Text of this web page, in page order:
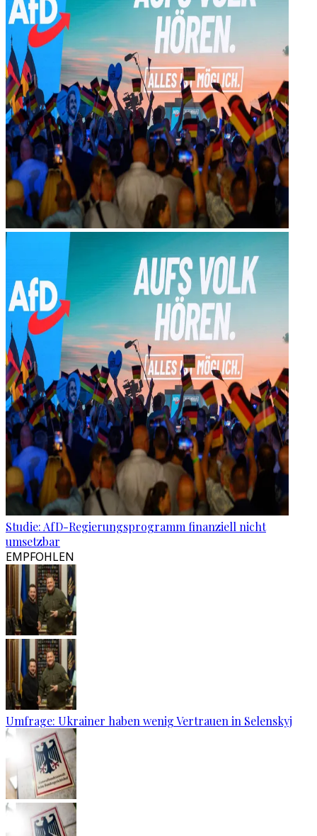
Studie: AfD-Regierungsprogramm finanziell nicht
umsetzbar
EMPFOHLEN
Umfrage: Ukrainer haben wenig Vertrauen in Selenskyj